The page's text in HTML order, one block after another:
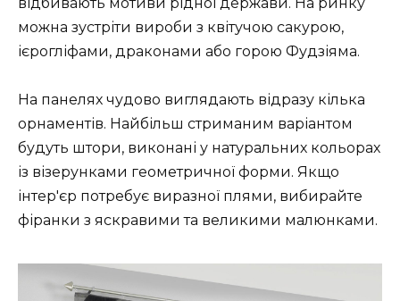
можна зустріти вироби з квітучою сакурою,
ієрогліфами, драконами або горою Фудзіяма.
На панелях чудово виглядають відразу кілька
орнаментів. Найбільш стриманим варіантом
будуть штори, виконані у натуральних кольорах
із візерунками геометричної форми. Якщо
інтер'єр потребує виразної плями, вибирайте
фіранки з яскравими та великими малюнками.